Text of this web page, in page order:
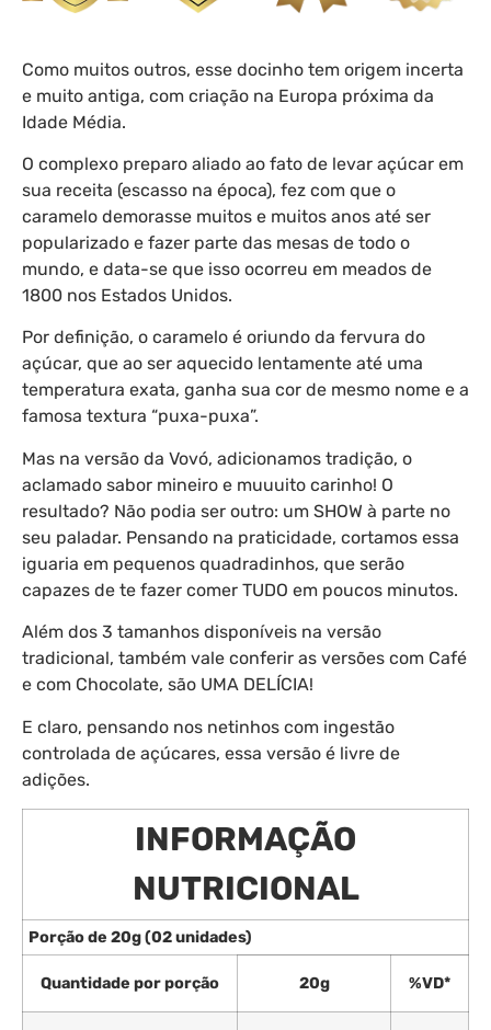
Como muitos outros, esse docinho tem origem incerta
e muito antiga, com criação na Europa próxima da
Idade Média.
O complexo preparo aliado ao fato de levar açúcar em
sua receita (escasso na época), fez com que o
caramelo demorasse muitos e muitos anos até ser
popularizado e fazer parte das mesas de todo o
mundo, e data-se que isso ocorreu em meados de
1800 nos Estados Unidos.
Por definição, o caramelo é oriundo da fervura do
açúcar, que ao ser aquecido lentamente até uma
temperatura exata, ganha sua cor de mesmo nome e a
famosa textura “puxa-puxa”.
Mas na versão da Vovó, adicionamos tradição, o
aclamado sabor mineiro e muuuito carinho! O
resultado? Não podia ser outro: um SHOW à parte no
seu paladar. Pensando na praticidade, cortamos essa
iguaria em pequenos quadradinhos, que serão
capazes de te fazer comer TUDO em poucos minutos.
Além dos 3 tamanhos disponíveis na versão
tradicional, também vale conferir as versões com Café
e com Chocolate, são UMA DELÍCIA!
E claro, pensando nos netinhos com ingestão
controlada de açúcares, essa versão é livre de
adições.
INFORMAÇÃO
NUTRICIONAL
Porção de 20g (02 unidades)
Quantidade por porção 20g %VD*